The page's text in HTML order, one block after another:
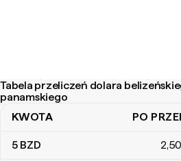
Tabela przeliczeń dolara
panamskiego
Tabela przeliczeń dolara
KWOTA PO
5 BZD 2,50